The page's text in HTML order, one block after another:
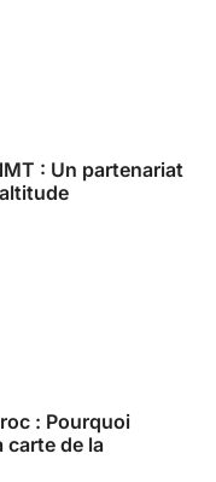
: Un partenariat
: Pourquoi
carte de la